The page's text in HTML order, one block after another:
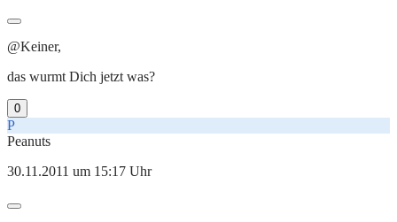
@Keiner,
das wurmt Dich jetzt was?
0
P
Peanuts
30.11.2011 um 15:17 Uhr